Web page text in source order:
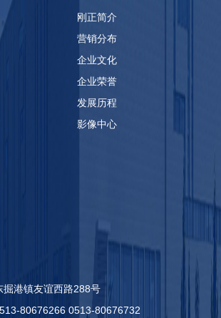
刚正简介
营销分布
企业文化
企业荣誉
发展历程
影像中心
港镇友谊西路288号
80676266 0513-80676732